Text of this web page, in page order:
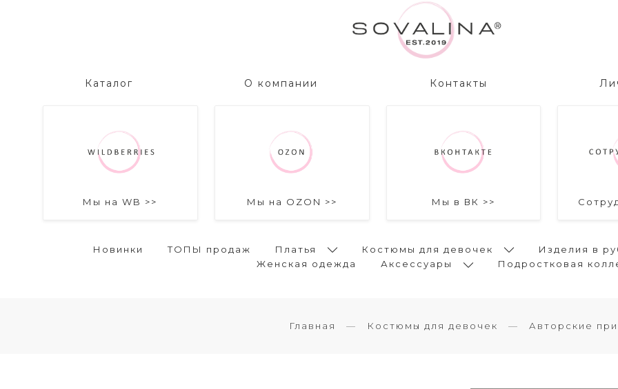
Каталог О компании Контакты
Мы на WB >> Мы на OZON >> Мы в ВК >>
Новинки ТОПЫ продаж Платья Костюмы для девочек
Изделия в
Женская одежда
Аксессуары Подростковая
Главная Костюмы для девочек Авторские